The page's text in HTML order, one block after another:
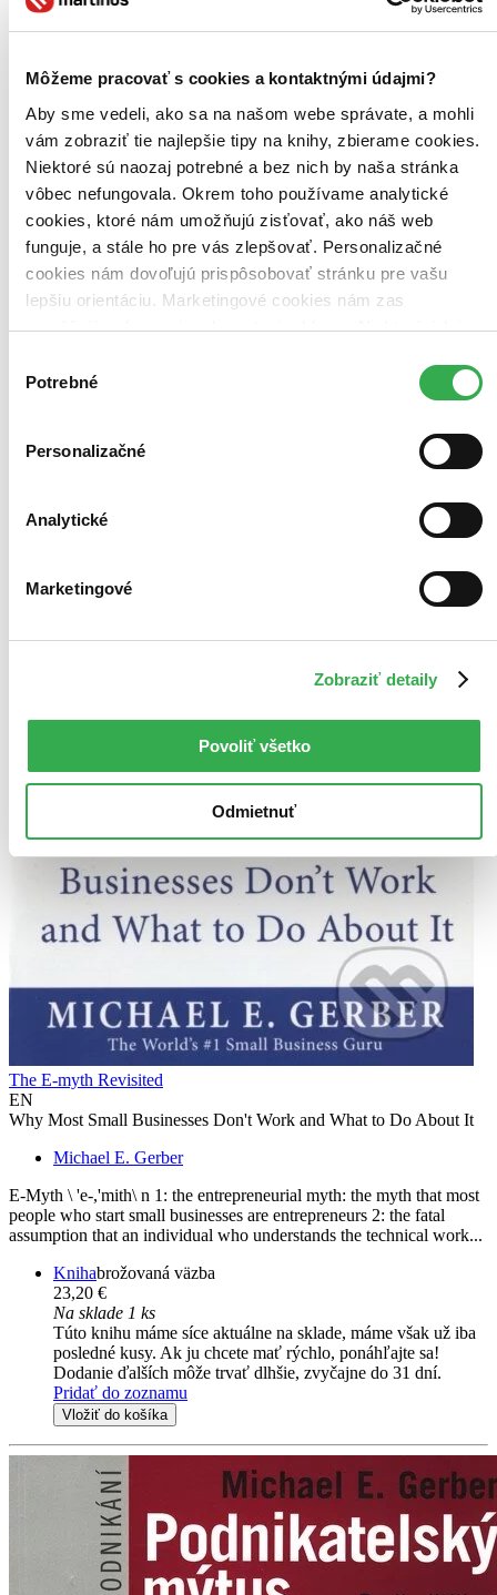
Môžeme pracovať s cookies a kontaktnými údajmi?
Aby sme vedeli, ako sa na našom webe správate, a mohli
vám zobraziť tie najlepšie tipy na knihy, zbierame cookies.
Niektoré sú naozaj potrebné a bez nich by naša stránka
vôbec nefungovala. Okrem toho používame analytické
cookies, ktoré nám umožňujú zisťovať, ako náš web
funguje, a stále ho pre vás zlepšovať. Personalizačné
cookies nám dovoľujú prispôsobovať stránku pre vašu
lepšiu orientáciu. Marketingové cookies nám zas
umožňujú zobrazenie relevantnej reklamy. Niektoré údaje
keby sme mohli používať všetky tieto cookies. Ďakujeme!
súhlasu
Potrebné
Personalizačné
Analytické
Marketingové
Zobraziť detaily
Povoliť všetko
Odmietnuť
Knihabrožovaná väzba
12,80 €
Túto knihu máme síce aktuálne na sklade, máme však už iba
posledné kusy. Ak ju chcete mať rýchlo, ponáhľajte sa!
Dodanie ďalších môže trvať dlhšie, zvyčajne do 16 dní.
Pridať do zoznamu
Vložiť do košíka
E-kniha PDF EPUB MOBI
6,95 €
Ihneď na stiahnutie
Máte čítačku, tablet alebo mobil? Stiahnite si do nich e-knihu:
budete ju mať hneď a ešte aj ušetríte život stromom. Viac
informácii o e-kniháchnájdete tu.
Pridať do zoznamu
The E-myth Revisited
EN
Why Most Small Businesses Don't Work and What to Do About It
Michael E. Gerber
E-Myth \ 'e-,'mith\ n 1: the entrepreneurial myth: the myth that most
people who start small businesses are entrepreneurs 2: the fatal
assumption that an individual who understands the technical work...
Knihabrožovaná väzba
23,20 €
Na sklade 1 ks
Túto knihu máme síce aktuálne na sklade, máme však už iba
posledné kusy. Ak ju chcete mať rýchlo, ponáhľajte sa!
Dodanie ďalších môže trvať dlhšie, zvyčajne do 31 dní.
Pridať do zoznamu
Vložiť do košíka